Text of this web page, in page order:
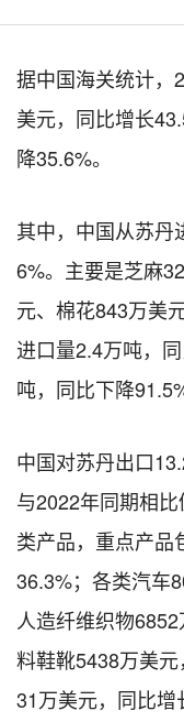
据中国海关统计，
美元，同比增长
降35.6%。
其中，中国从苏丹
6%。主要是芝麻
元、棉花843万美
进口量2.4万吨，
吨，同比下降
中国对苏丹出口
与2022年同期相
类产品，重点产品
36.3%；各类汽车
人造纤维织物
料鞋靴5438万美
31万美元，同比